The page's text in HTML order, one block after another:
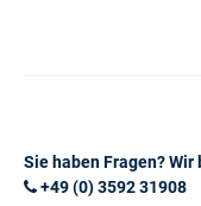
Sie haben Fragen?
+49 (0) 3592 31908